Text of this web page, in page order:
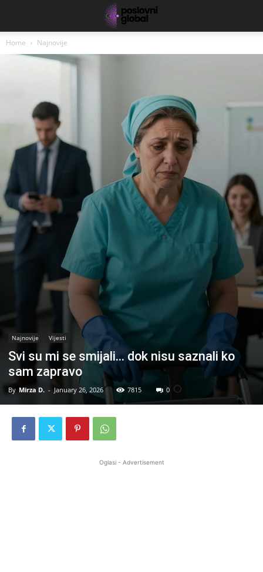
Home Najnovije
Najnovije Vijesti
Svi su mi se smijali… dok nisu saznali ko
sam zapravo
By Mirza D. - January 26, 2026 7815 0
Oglasi - Advertisement